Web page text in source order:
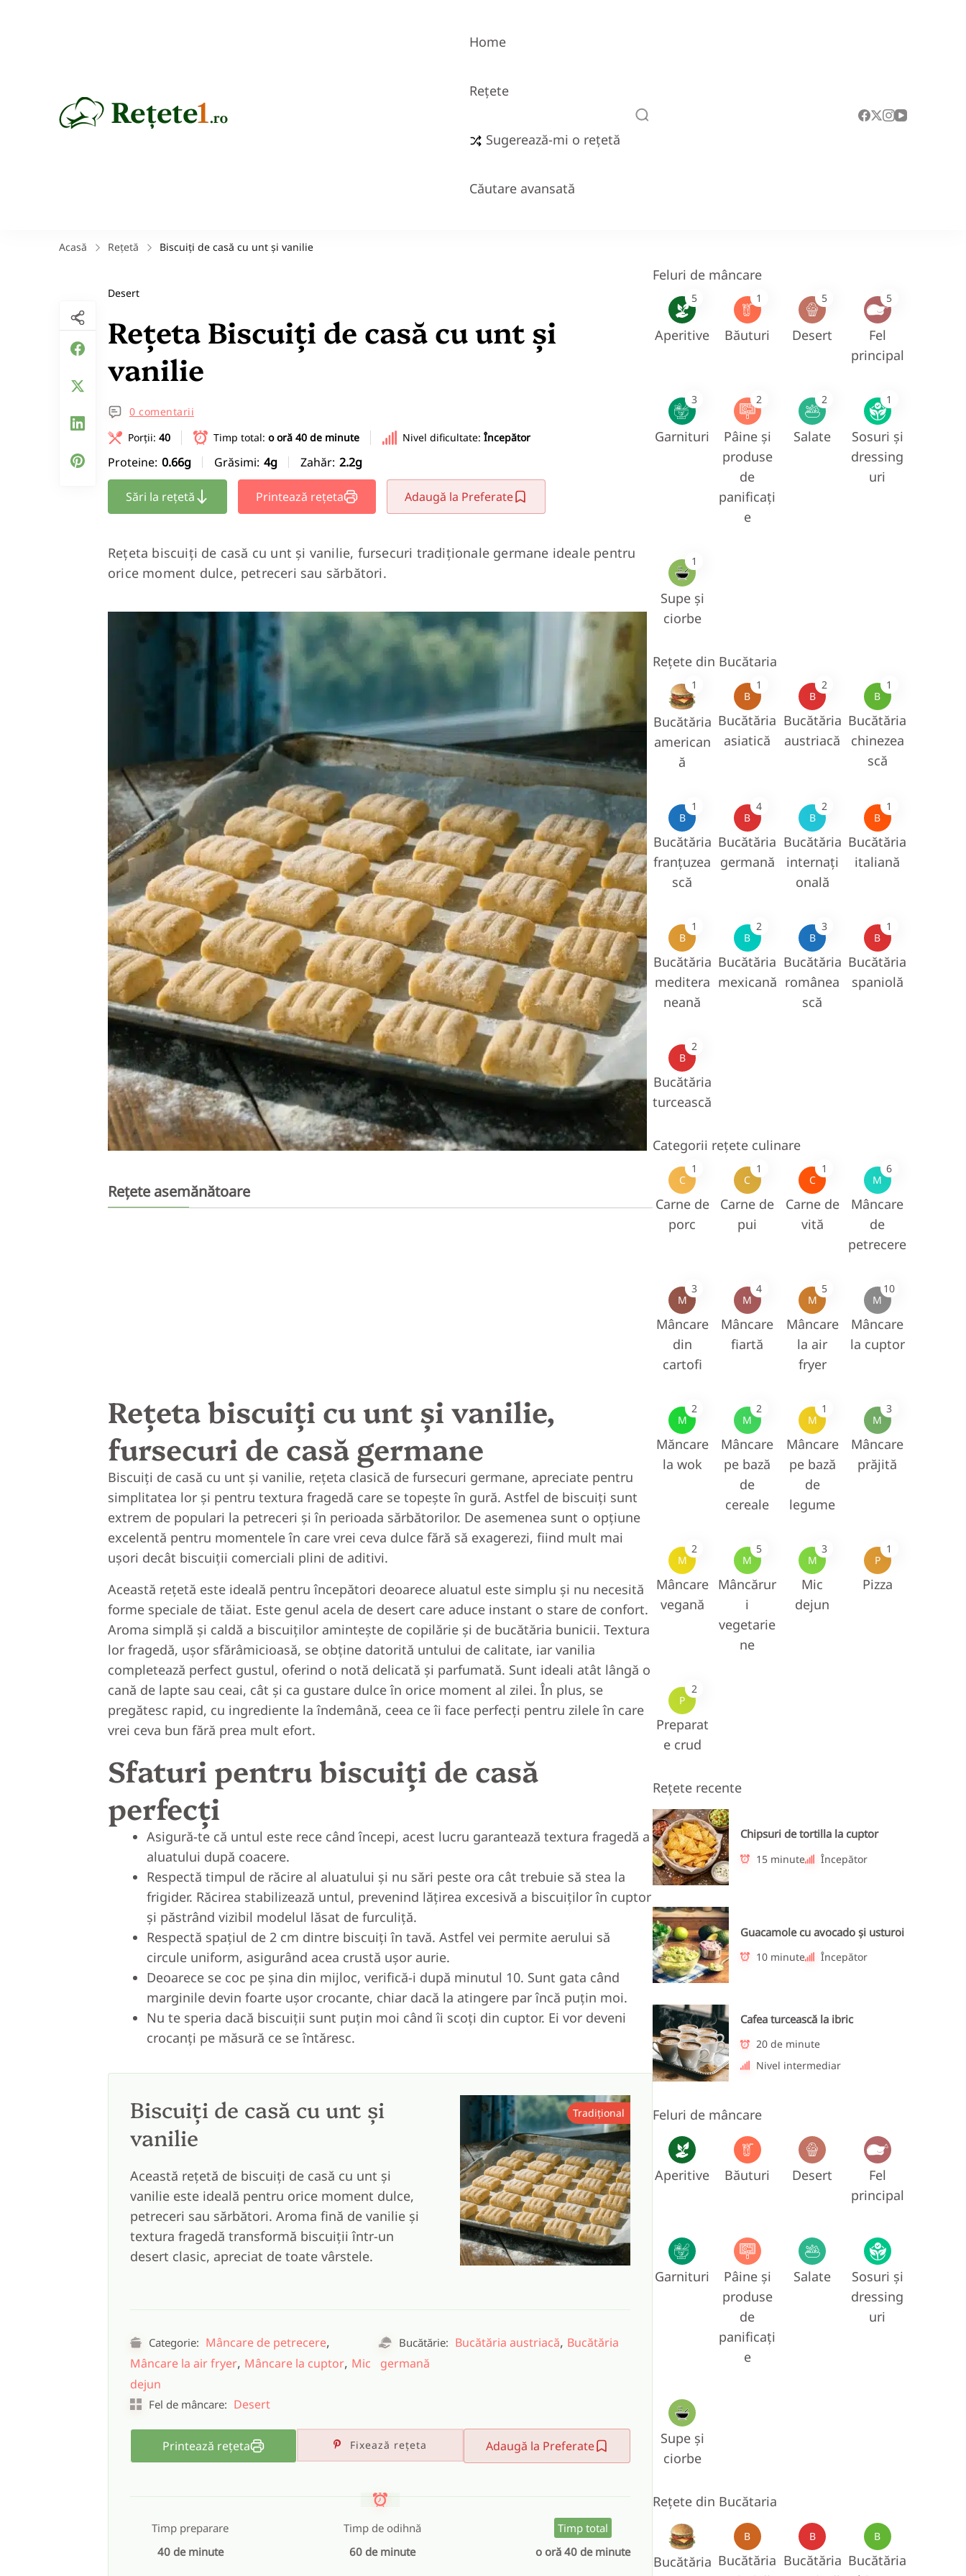
Home
Rețete
Sugerează-mi o rețetă
Căutare avansată
Acasă Rețetă Biscuiți de casă cu unt și vanilie
Desert
Rețeta Biscuiți de casă cu unt și
vanilie
0 comentarii
Porții: 40 Timp total: o oră 40 de minute Nivel dificultate: Începător
Proteine: 0.66g Grăsimi: 4g Zahăr: 2.2g
Sări la rețetă Printează rețeta Adaugă la Preferate
Rețeta biscuiți de casă cu unt și vanilie, fursecuri tradiționale germane ideale pentru
orice moment dulce, petreceri sau sărbători.
Rețete asemănătoare
Rețeta biscuiți cu unt și vanilie,
fursecuri de casă germane
Biscuiți de casă cu unt și vanilie, rețeta clasică de fursecuri germane, apreciate pentru
simplitatea lor și pentru textura fragedă care se topește în gură. Astfel de biscuiți sunt
extrem de populari la petreceri și în perioada sărbătorilor. De asemenea sunt o opțiune
excelentă pentru momentele în care vrei ceva dulce fără să exagerezi, fiind mult mai
ușori decât biscuiții comerciali plini de aditivi.
Această rețetă este ideală pentru începători deoarece aluatul este simplu și nu necesită
forme speciale de tăiat. Este genul acela de desert care aduce instant o stare de confort.
Aroma simplă și caldă a biscuiților amintește de copilărie și de bucătăria bunicii. Textura
lor fragedă, ușor sfărâmicioasă, se obține datorită untului de calitate, iar vanilia
completează perfect gustul, oferind o notă delicată și parfumată. Sunt ideali atât lângă o
cană de lapte sau ceai, cât și ca gustare dulce în orice moment al zilei. În plus, se
pregătesc rapid, cu ingrediente la îndemână, ceea ce îi face perfecți pentru zilele în care
vrei ceva bun fără prea mult efort.
Sfaturi pentru biscuiți de casă
perfecți
Asigură-te că untul este rece când începi, acest lucru garantează textura fragedă a
aluatului după coacere.
Respectă timpul de răcire al aluatului și nu sări peste ora cât trebuie să stea la
frigider. Răcirea stabilizează untul, prevenind lățirea excesivă a biscuiților în cuptor
și păstrând vizibil modelul lăsat de furculiță.
Respectă spațiul de 2 cm dintre biscuiți în tavă. Astfel vei permite aerului să
circule uniform, asigurând acea crustă ușor aurie.
Deoarece se coc pe șina din mijloc, verifică-i după minutul 10. Sunt gata când
marginile devin foarte ușor crocante, chiar dacă la atingere par încă puțin moi.
Nu te speria dacă biscuiții sunt puțin moi când îi scoți din cuptor. Ei vor deveni
crocanți pe măsură ce se întăresc.
Biscuiți de casă cu unt și
vanilie
Această rețetă de biscuiți de casă cu unt și
vanilie este ideală pentru orice moment dulce,
petreceri sau sărbători. Aroma fină de vanilie și
textura fragedă transformă biscuiții într-un
desert clasic, apreciat de toate vârstele.
Tradițional
Categorie: Mâncare de petrecere,
Mâncare la air fryer, Mâncare la cuptor, Mic
dejun
Bucătărie: Bucătăria austriacă, Bucătăria
germană
Fel de mâncare: Desert
Printează rețeta Fixează rețeta Adaugă la Preferate
Timp preparare
40 de minute
Timp de odihnă
60 de minute
Timp total
o oră 40 de minute
Feluri de mâncare
5
Aperitive
1
Băuturi
5
Desert
5
Fel
principal
3
Garnituri
2
Pâine și
produse
de
panificați
e
2
Salate
1
Sosuri și
dressing
uri
1
Supe și
ciorbe
Rețete din Bucătaria
1
Bucătăria
american
ă
B
1
Bucătăria
asiatică
B
2
Bucătăria
austriacă
B
1
Bucătăria
chinezea
scă
B
1
Bucătăria
franțuzea
scă
B
4
Bucătăria
germană
B
2
Bucătăria
internați
onală
B
1
Bucătăria
italiană
B
1
Bucătăria
meditera
neană
B
2
Bucătăria
mexicană
B
3
Bucătăria
românea
scă
B
1
Bucătăria
spaniolă
B
2
Bucătăria
turcească
Categorii rețete culinare
C
1
Carne de
porc
C
1
Carne de
pui
C
1
Carne de
vită
M
6
Mâncare
de
petrecere
M
3
Mâncare
din
cartofi
M
4
Mâncare
fiartă
M
5
Mâncare
la air
fryer
M
10
Mâncare
la cuptor
M
2
Măncare
la wok
M
2
Mâncare
pe bază
de
cereale
M
1
Mâncare
pe bază
de
legume
M
3
Mâncare
prăjită
M
2
Mâncare
vegană
M
5
Mâncărur
i
vegetarie
ne
M
3
Mic
dejun
P
1
Pizza
P
2
Preparat
e crud
Rețete recente
Chipsuri de tortilla la cuptor
15 minute Începător
Guacamole cu avocado și usturoi
10 minute Începător
Cafea turcească la ibric
20 de minute
Nivel intermediar
Feluri de mâncare
Aperitive Băuturi Desert
Fel
principal
Garnituri
Pâine și
produse
de
panificați
e
Salate
Sosuri și
dressing
uri
Supe și
ciorbe
Rețete din Bucătaria
Bucătăria
B
Bucătăria
B
Bucătăria
B
Bucătăria